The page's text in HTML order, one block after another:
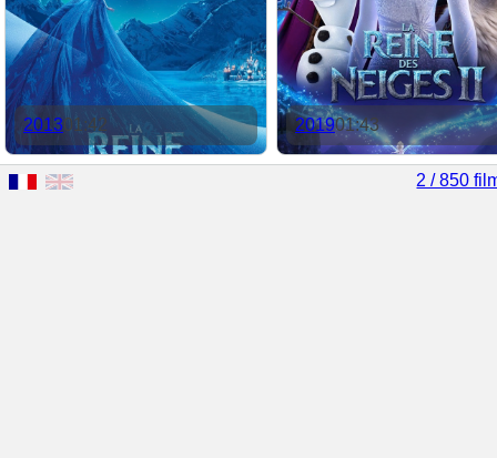
201301:42 201901:43
2 / 850